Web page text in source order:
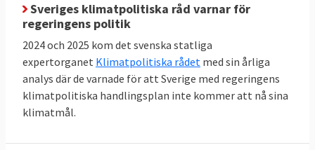
Energieffektivisering och
förnybart
Jämfört med 2005 ska EU till 2030 minska
sin primära energiförbrukning med 34
procent till högst 992,5 Mtoe. Här finns
Sveriges klimatpolitiska råd varnar för
regeringens politik
2024 och 2025 kom det svenska statliga
expertorganet Klimatpolitiska rådet med sin årliga
analys där de varnade för att Sverige med regeringens
klimatpolitiska handlingsplan inte kommer att nå sina
klimatmål.